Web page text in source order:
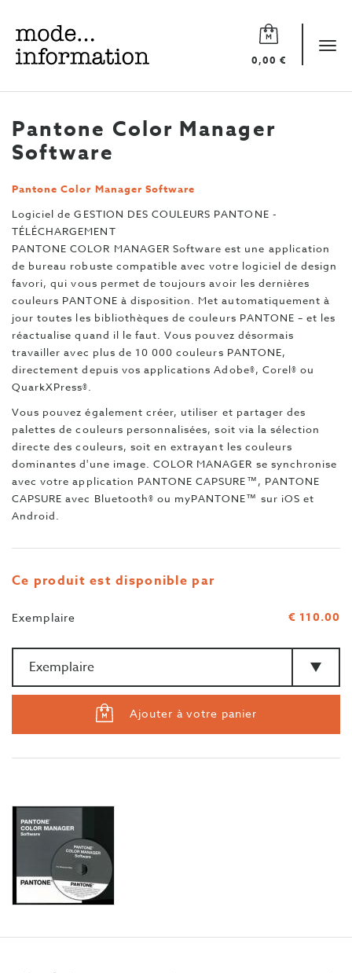
0,00 €
Mode
information
Pantone Color Manager
Software
Pantone Color Manager Software
Logiciel de GESTION DES COULEURS PANTONE -
TÉLÉCHARGEMENT
PANTONE COLOR MANAGER Software est une application
de bureau robuste compatible avec votre logiciel de design
favori, qui vous permet de toujours avoir les dernières
couleurs PANTONE à disposition. Met automatiquement à
jour toutes les bibliothèques de couleurs PANTONE – et les
réactualise quand il le faut. Vous pouvez désormais
travailler avec plus de 10 000 couleurs PANTONE,
directement depuis vos applications Adobe®, Corel® ou
QuarkXPress®.
Vous pouvez également créer, utiliser et partager des
palettes de couleurs personnalisées, soit via la sélection
directe des couleurs, soit en extrayant les couleurs
dominantes d'une image. COLOR MANAGER se synchronise
avec votre application PANTONE CAPSURE™, PANTONE
CAPSURE avec Bluetooth® ou myPANTONE™ sur iOS et
Android.
Ce produit est disponible par
Exemplaire
€ 110.00
Ajouter à votre panier